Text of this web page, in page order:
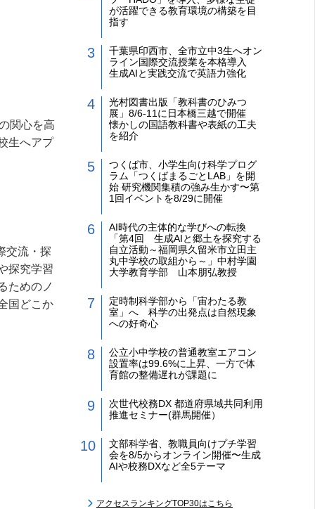
関心を高
生へアプ
交流・探
探究学習
ためのノ
国どこか
が活躍できる教育環境の構築を目
指す
千葉県印西市、全市立中3生へオン
ライン国際交流授業を本格導入
生成AIと実践交流で英語力強化
光村図書出版「教科書のひみつ
展」8/6-11に日本橋三越で開催
懐かしの国語教科書や表紙の工夫
を紹介
つくば市、小学生向け科学プログ
ラム「つくばまるごとLAB」を開
始 研究機関集積の強み生かす〜第
1回イベントを8/29に開催
AI時代の主体的な学びへの転換
「第4回 生成AIと郷土を探究する
自立活動～福岡県久留米市立田主
丸中学校の取組から～」中村学園
大学教育学部 山本朋弘教授
定時制科学部から「宙わたる教
室」へ 科学の出発点は自然現象
への好奇心
公立小中学校の普通教室エアコン
設置率は99.6%に上昇、一方で体
育館の整備遅れが課題に
次世代校務DX 都道府県域共同利用
推進セミナー(群馬開催）
文部科学省、教職員向けプチ学習
会を8/5からオンライン開催〜生成
AIや校務DXなど全5テーマ
アクセスランキングTOP30はこちら